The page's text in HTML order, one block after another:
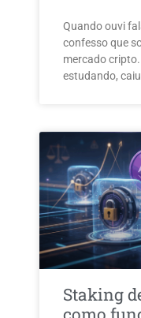
Quando ouvi
confesso que
mercado
estudando, caiu
Staking